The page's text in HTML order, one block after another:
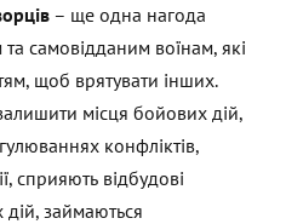
– ще одна нагода
самовідданим воїнам, які
щоб врятувати інших.
місця бойових дій,
конфліктів,
сприяють відбудові
дій, займаються